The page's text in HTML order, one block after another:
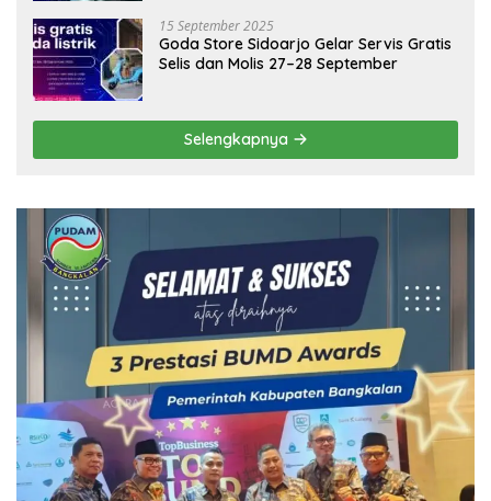
15 September 2025
Goda Store Sidoarjo Gelar Servis Gratis
Selis dan Molis 27–28 September
Selengkapnya